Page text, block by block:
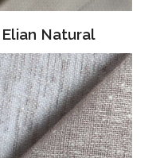
Elian Natural